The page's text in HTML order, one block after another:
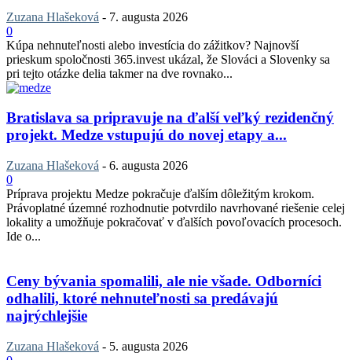
Zuzana Hlašeková - 7. augusta 2026
0
Kúpa nehnuteľnosti alebo investícia do zážitkov? Najnovší
prieskum spoločnosti 365.invest ukázal, že Slováci a Slovenky sa
pri tejto otázke delia takmer na dve rovnako...
Bratislava sa pripravuje na ďalší veľký rezidenčný
projekt. Medze vstupujú do novej etapy a...
Zuzana Hlašeková - 6. augusta 2026
0
Príprava projektu Medze pokračuje ďalším dôležitým krokom.
Právoplatné územné rozhodnutie potvrdilo navrhované riešenie celej
lokality a umožňuje pokračovať v ďalších povoľovacích procesoch.
Ide o...
Ceny bývania spomalili, ale nie všade. Odborníci
odhalili, ktoré nehnuteľnosti sa predávajú
najrýchlejšie
Zuzana Hlašeková - 5. augusta 2026